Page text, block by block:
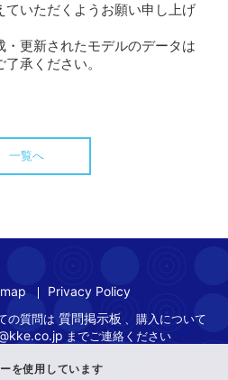
を使用しています
いただくようお願い申し上げ
・更新されたモデルのデータは
了承くださ い。
一覧へ
Privacy Policy
の質問は 質問掲示板
、購入について
までご連絡ください